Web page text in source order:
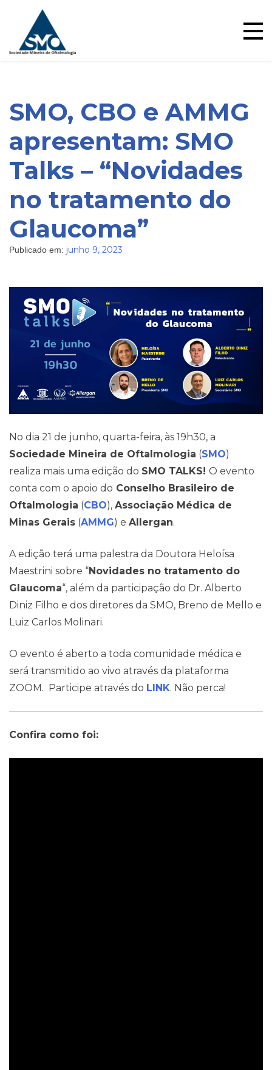
content
Blog
Pareceres Jurídicos
Contato
SMO, CBO e AMMG
apresentam: SMO
Talks – “Novidades
no tratamento do
Glaucoma”
Publicado em: junho 9, 2023
No dia 21 de junho, quarta-feira, às 19h30, a
Sociedade Mineira de Oftalmologia (SMO)
realiza mais uma edição do SMO TALKS! O evento
conta com o apoio do Conselho Brasileiro de
Oftalmologia (CBO), Associação Médica de
Minas Gerais (AMMG) e Allergan.
A edição terá uma palestra da Doutora Heloísa
Maestrini sobre “Novidades no tratamento do
Glaucoma“, além da participação do Dr. Alberto
Diniz Filho e dos diretores da SMO, Breno de Mello e
Luiz Carlos Molinari.
O evento é aberto a toda comunidade médica e
será transmitido ao vivo através da plataforma
ZOOM. Participe através do LINK. Não perca!
Confira como foi: